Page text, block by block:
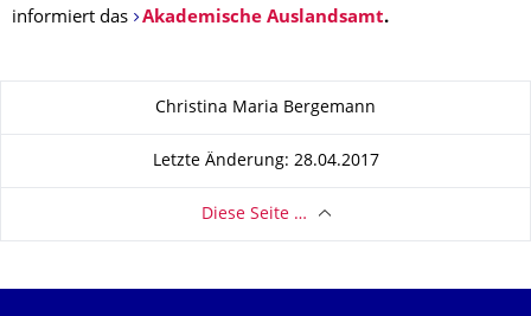
informiert das
Akademische Auslandsamt.
Zu dieser SeiteChristina Maria Bergemann
Letzte Änderung: 28.04.2017
Diese Seite …